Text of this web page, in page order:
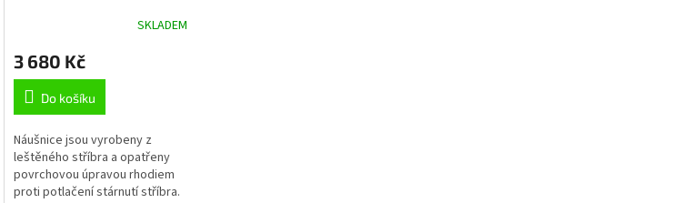
A
SKLADEM
3 680 Kč
Do košíku
Náušnice jsou vyrobeny z
leštěného stříbra a opatřeny
povrchovou úpravou rhodiem
proti potlačení stárnutí stříbra.